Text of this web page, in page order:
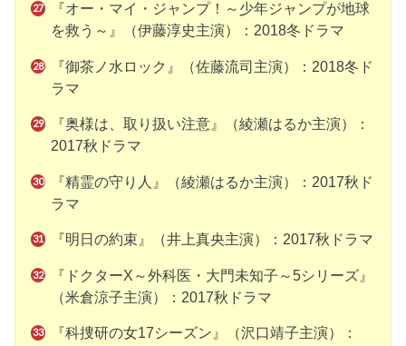
『オー・マイ・ジャンプ！～少年ジャンプが地球
を救う～』（伊藤淳史主演）：2018冬ドラマ
『御茶ノ水ロック』（佐藤流司主演）：2018冬ド
ラマ
『奥様は、取り扱い注意』（綾瀬はるか主演）：
2017秋ドラマ
『精霊の守り人』（綾瀬はるか主演）：2017秋ド
ラマ
『明日の約束』（井上真央主演）：2017秋ドラマ
『ドクターX～外科医・大門未知子～5シリーズ』
（米倉涼子主演）：2017秋ドラマ
『科捜研の女17シーズン』（沢口靖子主演）：